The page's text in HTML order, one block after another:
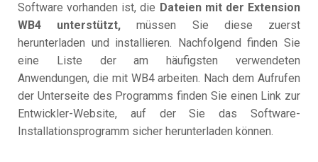
Software vorhanden ist, die Dateien mit der Extension
WB4 unterstützt, müssen Sie diese zuerst
herunterladen und installieren. Nachfolgend finden Sie
eine Liste der am häufigsten verwendeten
Anwendungen, die mit WB4 arbeiten. Nach dem Aufrufen
der Unterseite des Programms finden Sie einen Link zur
Entwickler-Website, auf der Sie das Software-
Installationsprogramm sicher herunterladen können.